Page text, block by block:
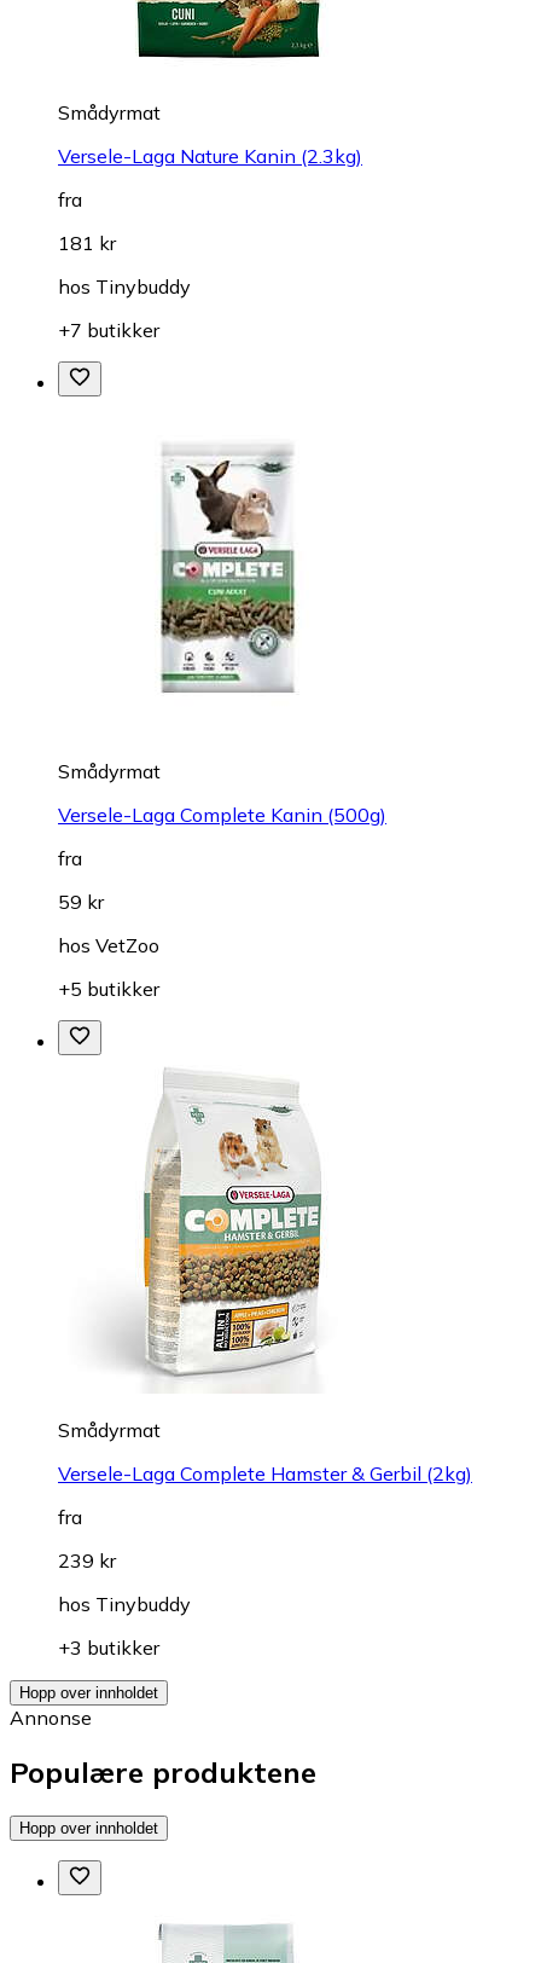
Smådyrmat
Versele-Laga Nature Kanin (2.3kg)
fra
181 kr
hos Tinybuddy
+7 butikker
Smådyrmat
Versele-Laga Complete Kanin (500g)
fra
59 kr
hos VetZoo
+5 butikker
Smådyrmat
Versele-Laga Complete Hamster & Gerbil (2kg)
fra
239 kr
hos Tinybuddy
+3 butikker
Hopp over innholdet
Annonse
Populære produktene
Hopp over innholdet